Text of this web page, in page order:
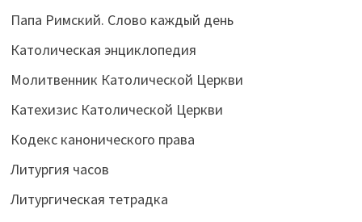
Папа Римский. Слово каждый день
Католическая энциклопедия
Молитвенник Католической Церкви
Катехизис Католической Церкви
Кодекс канонического права
Литургия часов
Литургическая тетрадка